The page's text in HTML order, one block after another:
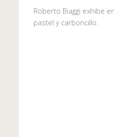
Roberto Biaggi exhibe
pastel y carboncillo.